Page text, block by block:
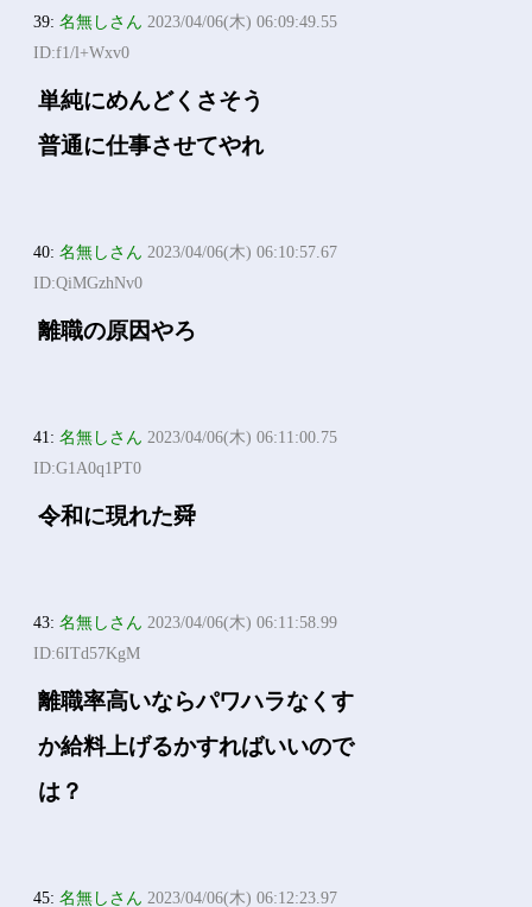
39:名無しさん 2023/04/06(木) 06:09:49.55
ID:f1/l+Wxv0
単純にめんどくさそう
普通に仕事させてやれ
40:名無しさん 2023/04/06(木) 06:10:57.67
ID:QiMGzhNv0
離職の原因やろ
41:名無しさん 2023/04/06(木) 06:11:00.75
ID:G1A0q1PT0
令和に現れた舜
43:名無しさん 2023/04/06(木) 06:11:58.99
ID:6ITd57KgM
離職率高いならパワハラなくす
か給料上げるかすればいいので
は？
45:名無しさん 2023/04/06(木) 06:12:23.97